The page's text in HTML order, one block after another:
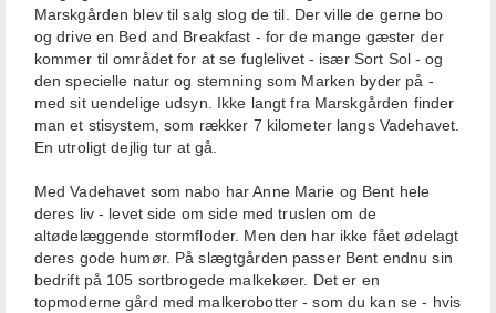
Marskgården blev til salg slog de til. Der ville de gerne bo
og drive en Bed and Breakfast - for de mange gæster der
kommer til området for at se fuglelivet - især Sort Sol - og
den specielle natur og stemning som Marken byder på -
med sit uendelige udsyn. Ikke langt fra Marskgården finder
man et stisystem, som rækker 7 kilometer langs Vadehavet.
En utroligt dejlig tur at gå.
Med Vadehavet som nabo har Anne Marie og Bent hele
deres liv - levet side om side med truslen om de
altødelæggende stormfloder. Men den har ikke fået ødelagt
deres gode humør. På slægtgården passer Bent endnu sin
bedrift på 105 sortbrogede malkekøer. Det er en
topmoderne gård med malkerobotter - som du kan se - hvis